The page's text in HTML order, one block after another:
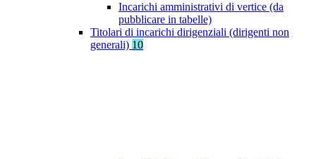
Incarichi amministrativi di vertice (da
pubblicare in tabelle)
Titolari di incarichi dirigenziali (dirigenti non
generali) 10